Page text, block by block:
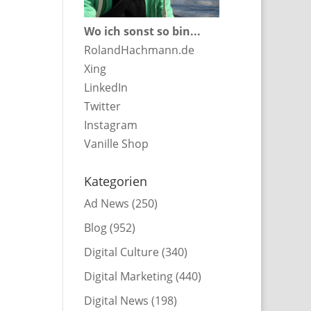
Wo ich sonst so bin...
RolandHachmann.de
Xing
LinkedIn
Twitter
Instagram
Vanille Shop
Kategorien
Ad News (250)
Blog(952)
Digital Culture (340)
Digital Marketing(440)
Digital News (198)